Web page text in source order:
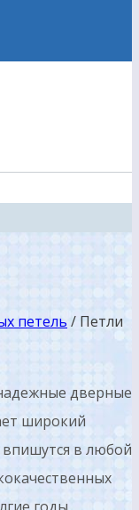
петель / Петли
дверные
широкий
в любой
годы,